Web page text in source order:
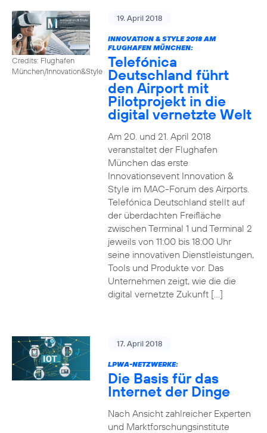
Credits: Flughafen
München/Innovation&Style
19. April 2018
INNOVATION & STYLE 2018 AM
FLUGHAFEN MÜNCHEN:
Telefónica
Deutschland führt
den Airport mit
Pilotprojekt in die
digital vernetzte Welt
Am 20. und 21. April 2018
veranstaltet der Flughafen
München das erste
Innovationsevent Innovation &
Style im MAC-Forum des Airports.
Telefónica Deutschland stellt auf
der überdachten Freifläche
zwischen Terminal 1 und Terminal 2
jeweils von 11:00 bis 18:00 Uhr
seine innovativen Dienstleistungen,
Tools und Produkte vor. Das
Unternehmen zeigt, wie die die
digital vernetzte Zukunft […]
17. April 2018
LPWA-NETZWERKE:
Die Basis für das
Internet der Dinge
Nach Ansicht zahlreicher Experten
und Marktforschungsinstitute